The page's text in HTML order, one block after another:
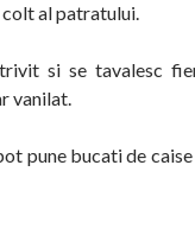
colt al patratului.
si se tavalesc
vanilat.
pune bucati de